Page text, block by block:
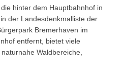
hinter dem Hauptbahnhof in
der Landesdenkmalliste der
Bremerhaven im
entfernt, bietet viele
Waldbereiche,